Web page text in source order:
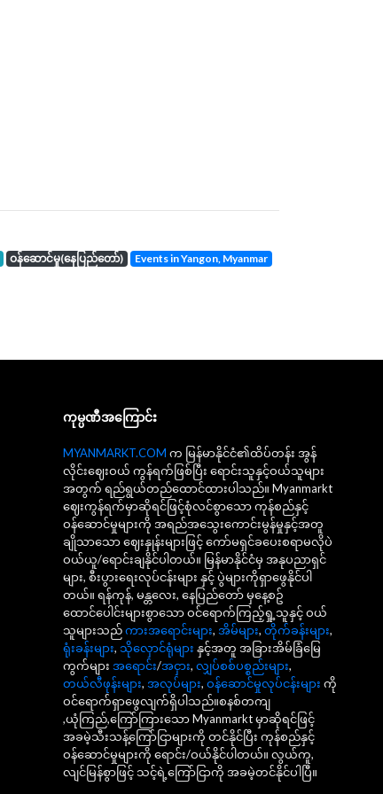
ဝန်ဆောင်မှု(နေပြည်တော်)
events in Yangon, Myanmar
ကုမ္ပဏီအကြောင်း
MYANMARKT.COM က မြန်မာနိုင်ငံ၏ထိပ်တန်း အွန်
လိုင်းဈေးဝယ် ကွန်ရက်ဖြစ်ပြီး ရောင်းသူနှင့်ဝယ်သူများ
အတွက် ရည်ရွယ်တည်ထောင်ထားပါသည်။ Myanmarkt
ဈေးကွန်ရက်မှာဆိုရင်ဖြင့်စုံလင်စွာသော ကုန်စည်နှင့်
ဝန်ဆောင်မှုများကို အရည်အသွေးကောင်းမွန်မှုနှင့်အတူ
ချိုသာသော ဈေးနှုန်းများဖြင့် ကော်မရှင်ခပေးစရာမလိုပဲ
ဝယ်ယူ/ရောင်းချနိုင်ပါတယ်။ မြန်မာနိုင်ငံမှ အနုပညာရှင်
များ, စီးပွားရေးလုပ်ငန်းများ နှင့် ပွဲများကိုရှာဖွေနိုင်ပါ
တယ်။ ရန်ကုန်, မန္တလေး, နေပြည်တော် မှနေ့စဥ်
ထောင်ပေါင်းများစွာသော ဝင်ရောက်ကြည့်ရှု့သူနှင့် ဝယ်
သူများသည်ကားအရောင်းများ, အိမ်များ, တိုက်ခန်းများ,
ရုံးခန်းများ, သိုလှောင်ရုံများ နှင့်အတူ အခြားအိမ်ခြံမြေ
ကွက်များ အရောင်း/အငှား, လျှပ်စစ်ပစ္စည်းများ,
တယ်လီဖုန်းများ, အလုပ်များ, ဝန်ဆောင်မှုလုပ်ငန်းများ ကို
ဝင်ရောက်ရှာဖွေလျက်ရှိပါသည်။စနစ်တကျ
,ယုံကြည်,ကြော်ကြားသော Myanmarkt မှာဆိုရင်ဖြင့်
အခမဲ့သီးသန့်ကြော်ငြာများကို တင်နိုင်ပြီး ကုန်စည်နှင့်
ဝန်ဆောင်မှုများကို ရောင်း/ဝယ်နိုင်ပါတယ်။ လွယ်ကူ,
လျင်မြန်စွာဖြင့် သင့်ရဲ့ကြော်ငြာကို အခမဲ့တင်နိုင်ပါပြီ။